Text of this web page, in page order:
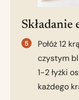
Składanie
Połóż 12
czystym
1-2 łyżki
każdego